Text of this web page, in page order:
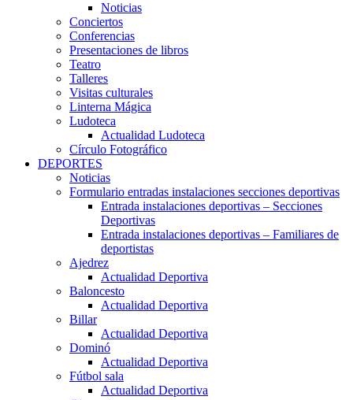
Noticias
Conciertos
Conferencias
Presentaciones de libros
Teatro
Talleres
Visitas culturales
Linterna Mágica
Ludoteca
Actualidad Ludoteca
Círculo Fotográfico
DEPORTES
Noticias
Formulario entradas instalaciones secciones deportivas
Entrada instalaciones deportivas – Secciones
Deportivas
Entrada instalaciones deportivas – Familiares de
deportistas
Ajedrez
Actualidad Deportiva
Baloncesto
Actualidad Deportiva
Billar
Actualidad Deportiva
Dominó
Actualidad Deportiva
Fútbol sala
Actualidad Deportiva